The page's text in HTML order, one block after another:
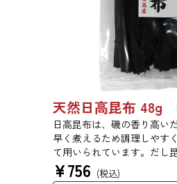
天然日高昆布 48g
日高昆布は、磯の香り高い
早く煮えるため調理しやす
て用いられています。だし
ん、佃煮、煮締め等に最適で
¥756 (税込)